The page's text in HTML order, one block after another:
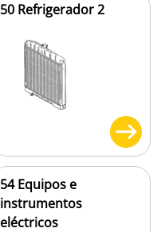
50 Refrigerador 2
54 Equipos e
instrumentos
eléctricos